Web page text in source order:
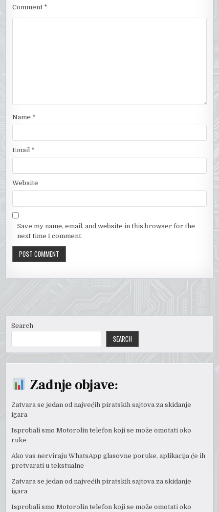
Comment *
Name *
Email *
Website
Save my name, email, and website in this browser for the
next time I comment.
Search
SEARCH
Zadnje objave:
Zatvara se jedan od najvećih piratskih sajtova za skidanje
igara
Isprobali smo Motorolin telefon koji se može omotati oko
ruke
Ako vas nerviraju WhatsApp glasovne poruke, aplikacija će ih
pretvarati u tekstualne
Zatvara se jedan od najvećih piratskih sajtova za skidanje
igara
Isprobali smo Motorolin telefon koji se može omotati oko